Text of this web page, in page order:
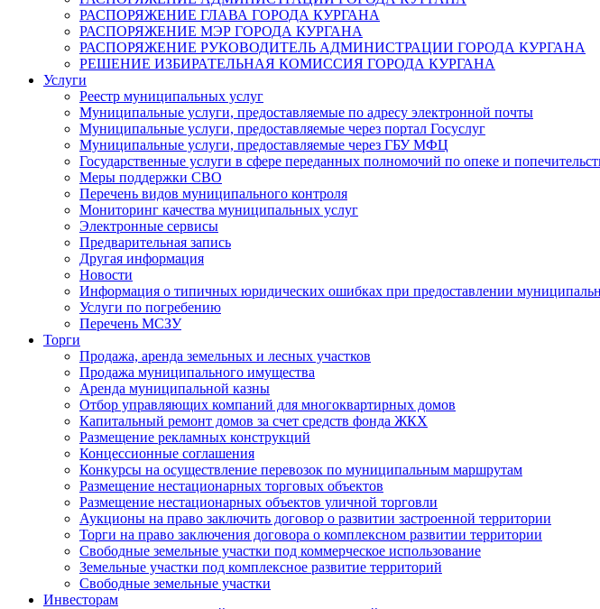
РАСПОРЯЖЕНИЕ ГЛАВА ГОРОДА КУРГАНА
РАСПОРЯЖЕНИЕ МЭР ГОРОДА КУРГАНА
РАСПОРЯЖЕНИЕ РУКОВОДИТЕЛЬ АДМИНИСТРАЦИИ ГОРОДА КУРГАНА
РЕШЕНИЕ ИЗБИРАТЕЛЬНАЯ КОМИССИЯ ГОРОДА КУРГАНА
Услуги
Реестр муниципальных услуг
Муниципальные услуги, предоставляемые по адресу электронной почты
Муниципальные услуги, предоставляемые через портал Госуслуг
Муниципальные услуги, предоставляемые через ГБУ МФЦ
Государственные услуги в сфере переданных полномочий по опеке и
Меры поддержки СВО
Перечень видов муниципального контроля
Мониторинг качества муниципальных услуг
Электронные сервисы
Предварительная запись
Другая информация
Новости
Информация о типичных юридических ошибках при предоставлении
Услуги по погребению
Перечень МСЗУ
Торги
Продажа, аренда земельных и лесных участков
Продажа муниципального имущества
Аренда муниципальной казны
Отбор управляющих компаний для многоквартирных домов
Капитальный ремонт домов за счет средств фонда ЖКХ
Размещение рекламных конструкций
Концессионные соглашения
Конкурсы на осуществление перевозок по муниципальным маршрутам
Размещение нестационарных торговых объектов
Размещение нестационарных объектов уличной торговли
Аукционы на право заключить договор о развитии застроенной территории
Торги на право заключения договора о комплексном развитии территории
Свободные земельные участки под коммерческое использование
Земельные участки под комплексное развитие территорий
Свободные земельные участки
Инвесторам